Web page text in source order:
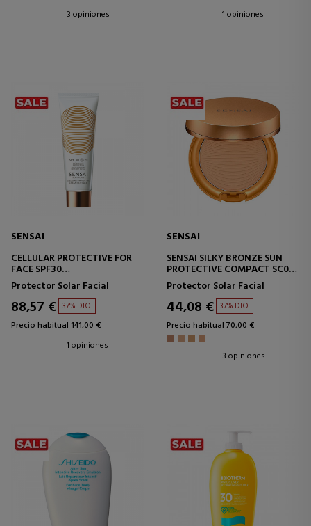
3 opiniones
1 opiniones
SENSAI
CELLULAR PROTECTIVE FOR
FACE SPF30
PROTECTOR SOLAR FACIAL
Protector Solar Facial
88,57 € 37% DTO.
Precio habitual 141,00 €
1 opiniones
SENSAI
SENSAI SILKY BRONZE SUN
PROTECTIVE COMPACT SC02
BASE DE MAQUILLAJE
COMPACTA
Protector Solar Facial
44,08 € 37% DTO.
Precio habitual 70,00 €
3 opiniones